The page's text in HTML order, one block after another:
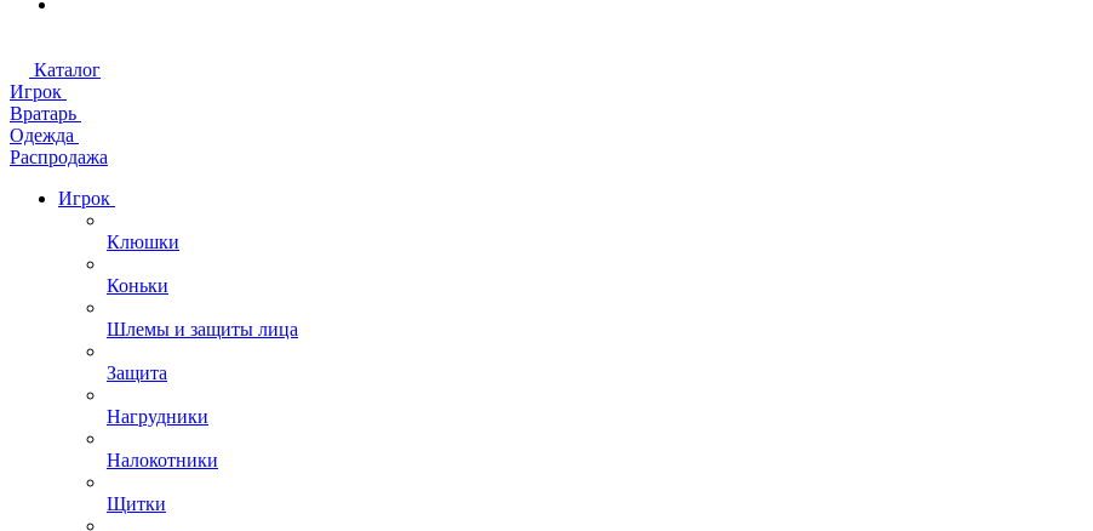
Каталог
Игрок
Вратарь
Одежда
Распродажа
Игрок
Клюшки
Коньки
Шлемы и защиты лица
Защита
Нагрудники
Налокотники
Щитки